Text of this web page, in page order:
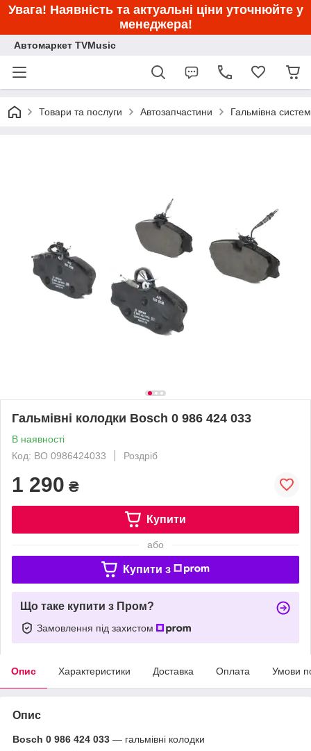
Увага! Наявність та актуальні ціни уточнюйте у
менеджера!
Автомаркет TVMusic
Товари та послуги Автозапчастини Гальмівна
Гальмівні колодки Bosch 0 986 424 033
В наявності
Код: BO 0986424033
Роздріб
1 290 ₴
Купити
або
Купити з
Що таке купити з Пром?
Замовлення під захистом
Опис Характеристики Доставка Оплата Умови
Опис
Bosch 0 986 424 033 — гальмівні колодки